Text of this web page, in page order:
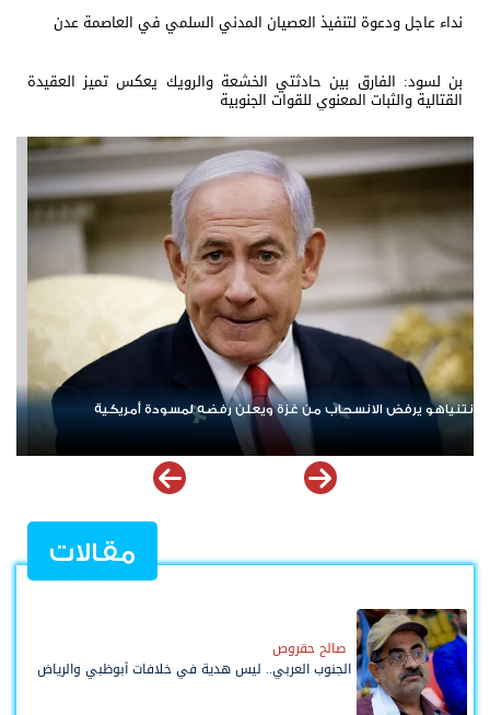
نداء عاجل ودعوة لتنفيذ العصيان المدني السلمي في العاصمة عدن
بن لسود: الفارق بين حادثتي الخشعة والرويك يعكس تميز العقيدة
القتالية والثبات المعنوي للقوات الجنوبية
ردا على «خروقات» حزب الله.. إسرائيل تشن ضربات على جنوب لبنان
مقالات
صالح حقروص
الجنوب العربي.. ليس هدية في خلافات أبوظبي والرياض